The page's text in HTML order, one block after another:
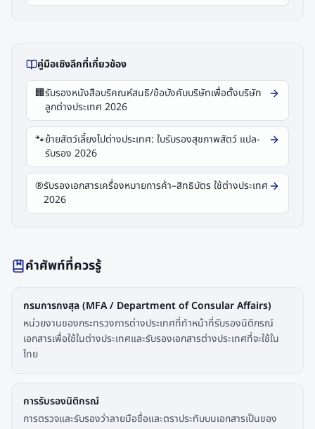
คู่มือเชิงลึกที่เกี่ยวข้อง
🏢รับรองหนังสือบริคณห์สนธิ/ข้อบังคับบริษัทเพื่อตั้งบริษัท
ลูกต่างประเทศ 2026
🐾ย้ายสัตว์เลี้ยงไปต่างประเทศ: ใบรับรองสุขภาพสัตว์ แปล-
รับรอง 2026
®️รับรองเอกสารเครื่องหมายการค้า–สิทธิบัตร ใช้ต่างประเทศ
2026
คำศัพท์ที่ควรรู้
กรมการกงสุล (MFA / Department of Consular Affairs)
หน่วยงานของกระทรวงการต่างประเทศที่ทำหน้าที่รับรองนิติกรณ์
เอกสารเพื่อใช้ในต่างประเทศและรับรองเอกสารต่างประเทศที่จะใช้ใน
ไทย
การรับรองนิติกรณ์
การตรวจและรับรองว่าลายมือชื่อและตราประทับบนเอกสารเป็นของ